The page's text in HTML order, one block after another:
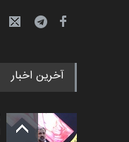
آخرین اخبار